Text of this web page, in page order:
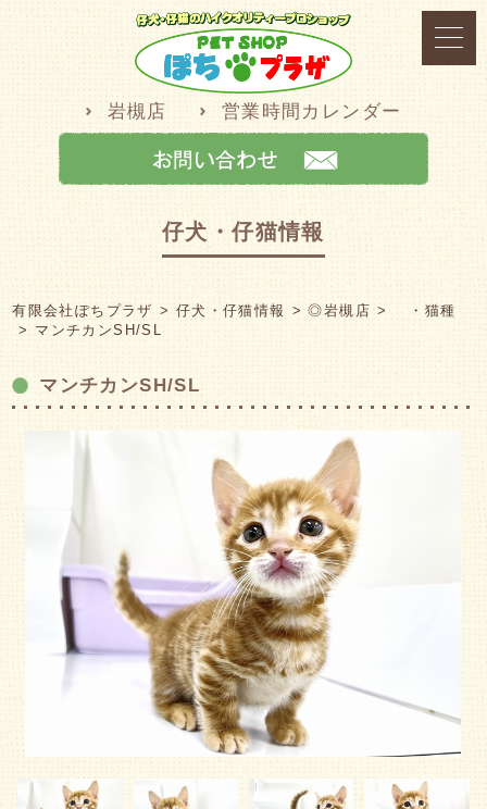
岩槻店 営業時間カレンダー
仔犬・仔猫情報
有限会社ぽちプラザ 仔犬・仔猫情報 ◎岩槻店
・猫種
マンチカンSH/SL
マンチカンSH/SL